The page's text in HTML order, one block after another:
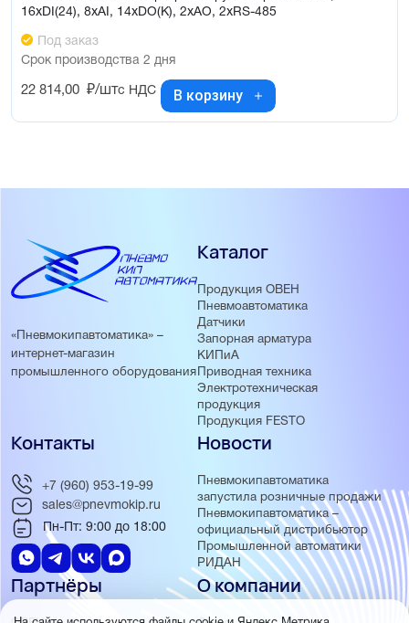
16хDI(24), 8хAI, 14хDO(К), 2хAO, 2хRS-485
Под заказ
Срок производства 2 дня
22 814,00 ₽/штс НДС В корзину
«Пневмокипавтоматика» –
интернет-магазин
промышленного оборудования
Каталог
Продукция ОВЕН
Пневмоавтоматика
Датчики
Запорная арматура
КИПиА
Приводная техника
Электротехническая
продукция
Продукция FESTO
Новости
Пневмокипавтоматика
запустила розничные продажи
Пневмокипавтоматика –
официальный дистрибьютор
Промышленной автоматики
РИДАН
Партнёры О компании
Контакты
+7 (960) 953-19-99
sales@pnevmokip.ru
Пн-Пт: 9:00 до 18:00